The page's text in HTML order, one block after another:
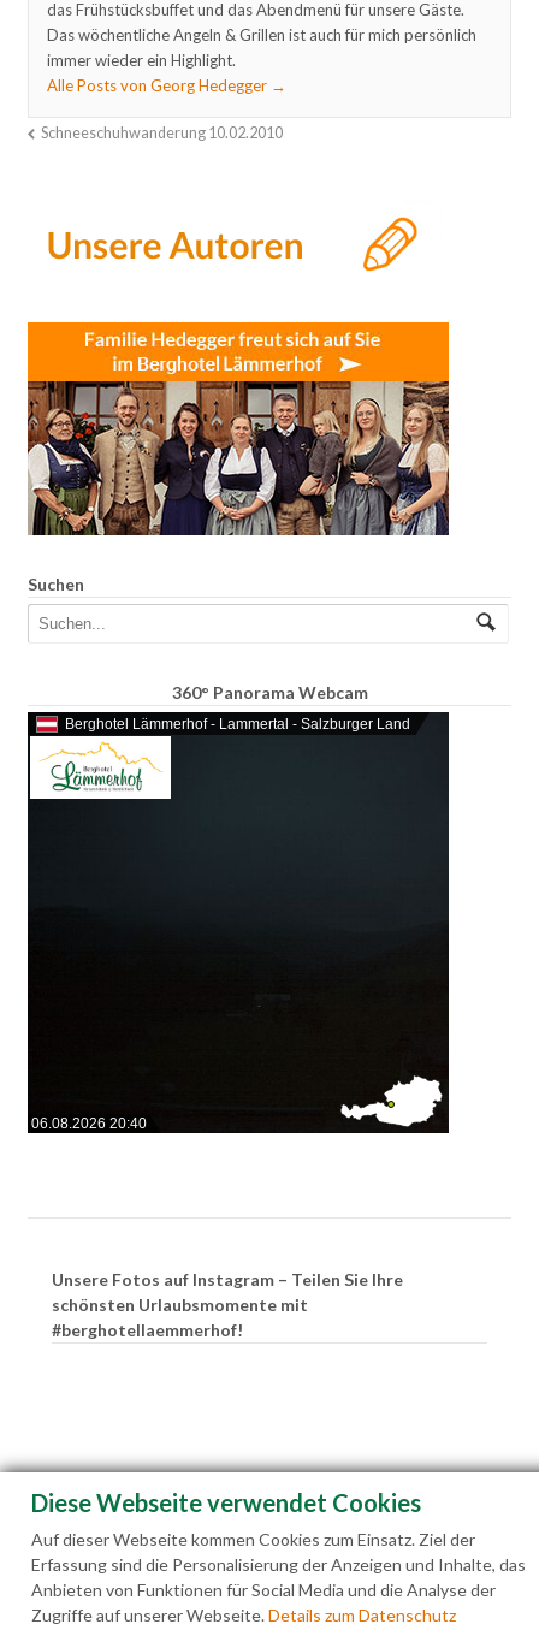
das Frühstücksbuffet und das Abendmenü für unsere Gäste.
Das wöchentliche Angeln & Grillen ist auch für mich persönlich
immer wieder ein Highlight.
Alle Posts von Georg Hedegger →
Schneeschuhwanderung 10.02.2010
Suchen
360° Panorama Webcam
Berghotel Lämmerhof - Lammertal - Salzburger Land
06.08.2026 20:40
Unsere Fotos auf Instagram – Teilen Sie Ihre
schönsten Urlaubsmomente mit
#berghotellaemmerhof!
Diese Webseite verwendet Cookies
Auf dieser Webseite kommen Cookies zum Einsatz. Ziel der
Erfassung sind die Personalisierung der Anzeigen und Inhalte, das
Anbieten von Funktionen für Social Media und die Analyse der
Zugriffe auf unserer Webseite.Details zum Datenschutz